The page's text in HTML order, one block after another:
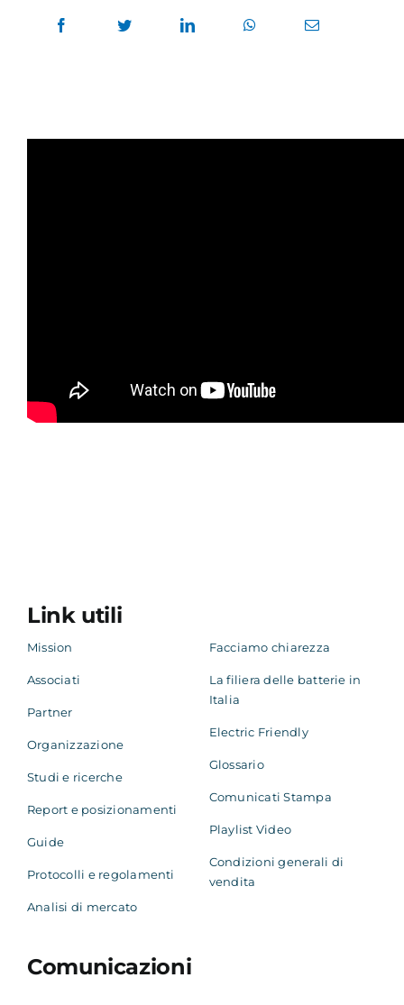
Link utili
Mission
Associati
Partner
Organizzazione
Studi e ricerche
Report e posizionamenti
Guide
Protocolli e regolamenti
Analisi di mercato
Facciamo chiarezza
La filiera delle batterie in
Italia
Electric Friendly
Glossario
Comunicati Stampa
Playlist Video
Condizioni generali di
vendita
Comunicazioni